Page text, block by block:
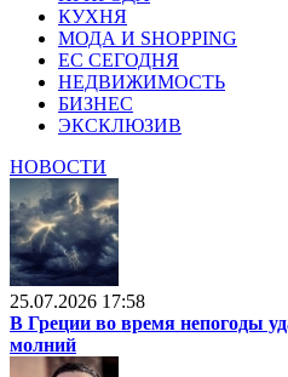
КУХНЯ
МОДА И SHOPPING
ЕС СЕГОДНЯ
НЕДВИЖИМОСТЬ
БИЗНЕС
ЭКСКЛЮЗИВ
НОВОСТИ
25.07.2026 17:58
В Греции во время непогоды
молний